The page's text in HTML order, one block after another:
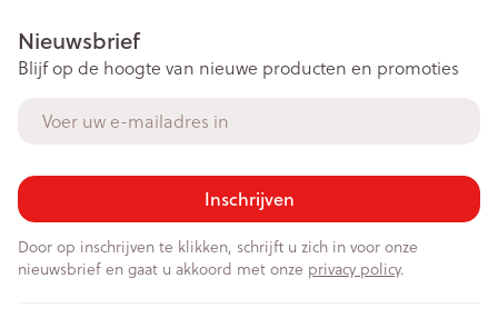
Nieuwsbrief
Blijf op de hoogte van nieuwe producten en promoties
Inschrijven
Door op inschrijven te klikken, schrijft u zich in voor onze
nieuwsbrief en gaat u akkoord met onze privacy policy.